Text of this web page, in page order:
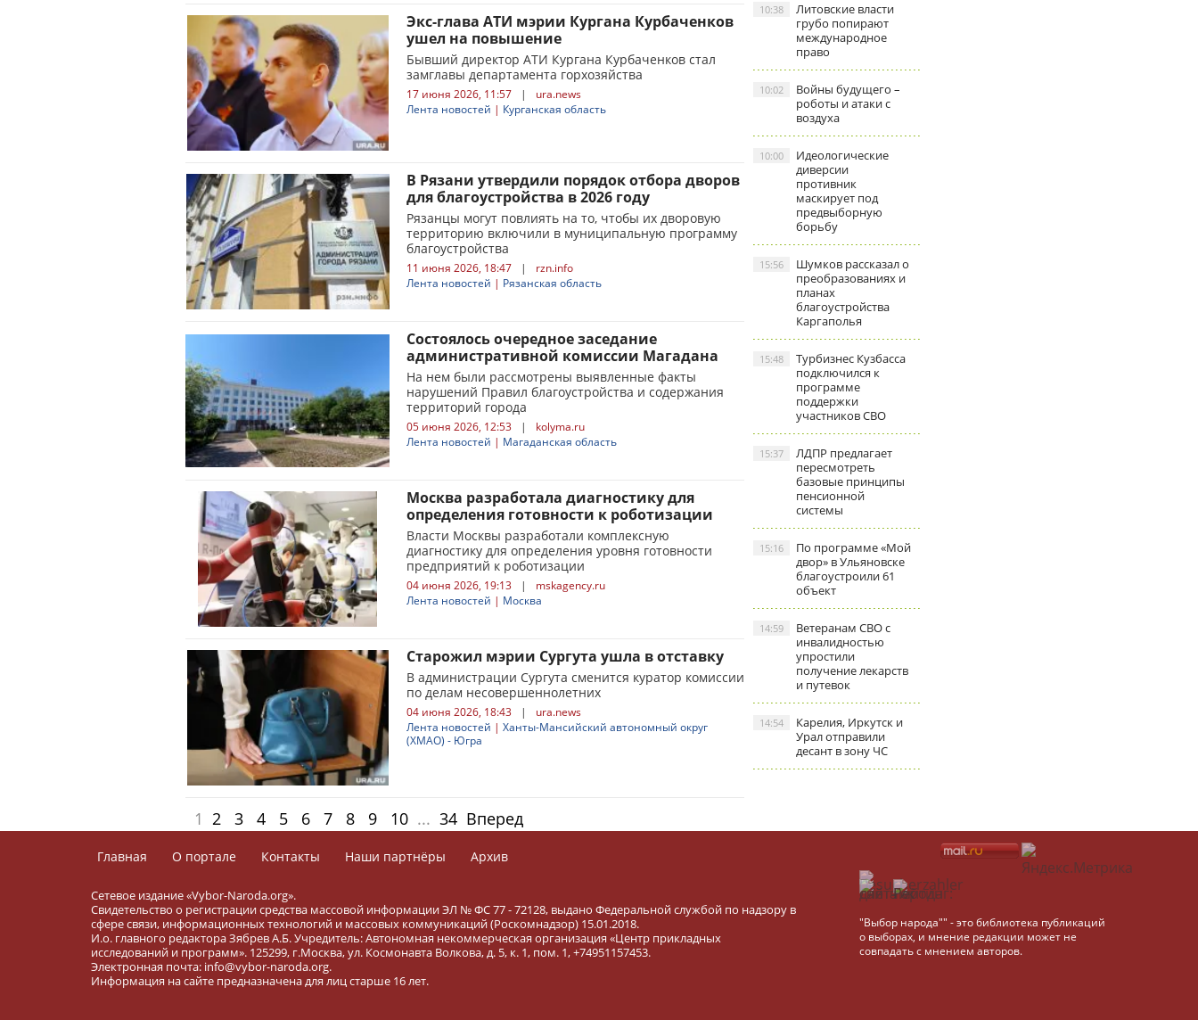
Экс-глава АТИ мэрии Кургана Курбаченков
ушел на повышение
Бывший директор АТИ Кургана Курбаченков стал
замглавы департамента горхозяйства
17 июня 2026, 11:57 |
ura.news
Лента новостей | Курганская область
В Рязани утвердили порядок отбора дворов
для благоустройства в 2026 году
Рязанцы могут повлиять на то, чтобы их дворовую
территорию включили в муниципальную программу
благоустройства
11 июня 2026, 18:47 |
rzn.info
Лента новостей | Рязанская область
Состоялось очередное заседание
административной комиссии Магадана
На нем были рассмотрены выявленные факты
нарушений Правил благоустройства и содержания
территорий города
05 июня 2026, 12:53 |
kolyma.ru
Лента новостей | Магаданская область
Москва разработала диагностику для
определения готовности к роботизации
Власти Москвы разработали комплексную
диагностику для определения уровня готовности
предприятий к роботизации
04 июня 2026, 19:13 |
mskagency.ru
Лента новостей | Москва
Старожил мэрии Сургута ушла в отставку
В администрации Сургута сменится куратор комиссии
по делам несовершеннолетних
04 июня 2026, 18:43 |
ura.news
Лента новостей | Ханты-Мансийский автономный округ
(ХМАО) - Югра
1 2 3 4 5 6 7 8 9 10 ... 34 Вперед
Литовские власти
грубо попирают
международное
право
10:38
Войны будущего –
роботы и атаки с
воздуха
10:02
Идеологические
диверсии
противник
маскирует под
предвыборную
борьбу
10:00
Шумков рассказал о
преобразованиях и
планах
благоустройства
Каргаполья
15:56
Турбизнес Кузбасса
подключился к
программе
поддержки
участников СВО
15:48
ЛДПР предлагает
пересмотреть
базовые принципы
пенсионной
системы
15:37
По программе «Мой
двор» в Ульяновске
благоустроили 61
объект
15:16
Ветеранам СВО с
инвалидностью
упростили
получение лекарств
и путевок
14:59
Карелия, Иркутск и
Урал отправили
десант в зону ЧС
14:54
Главная О портале Контакты Наши партнёры Архив
Сетевое издание «Vybor-Naroda.org».
Свидетельство о регистрации средства массовой информации ЭЛ № ФС 77 - 72128, выдано Федеральной службой по надзору в
сфере связи, информационных технологий и массовых коммуникаций (Роскомнадзор) 15.01.2018.
И.о. главного редактора Зябрев А.Б. Учредитель: Автономная некоммерческая организация «Центр прикладных
исследований и программ». 125299, г.Москва, ул. Космонавта Волкова, д. 5, к. 1, пом. 1, +74951157453.
Электронная почта: info@vybor-naroda.org.
Информация на сайте предназначена для лиц старше 16 лет.
"Выбор народа"" - это библиотека публикаций
о выборах, и мнение редакции может не
совпадать с мнением авторов.